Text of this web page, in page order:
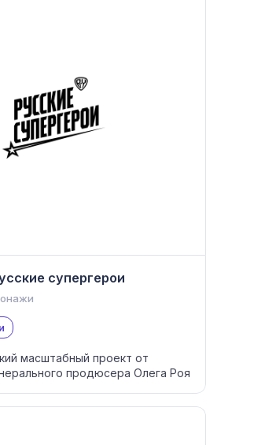
супергерои
масштабный проект от
продюсера Олега Роя